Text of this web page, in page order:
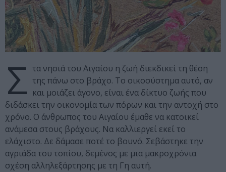
Σ τα νησιά του Αιγαίου η ζωή διεκδικεί τη θέση
της πάνω στο βράχο. Το οικοσύστημα αυτό, αν
και μοιάζει άγονο, είναι ένα δίκτυο ζωής που
διδάσκει την οικονομία των πόρων και την αντοχή στο
χρόνο. Ο άνθρωπος του Αιγαίου έμαθε να κατοικεί
ανάμεσα στους βράχους. Να καλλιεργεί εκεί το
ελάχιστο. Δε δάμασε ποτέ το βουνό. Σεβάστηκε την
αγριάδα του τοπίου, δεμένος με μια μακροχρόνια
σχέση αλληλεξάρτησης με τη Γη αυτή.